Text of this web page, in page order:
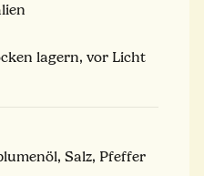
lagern, vor Licht
Salz, Pfeffer